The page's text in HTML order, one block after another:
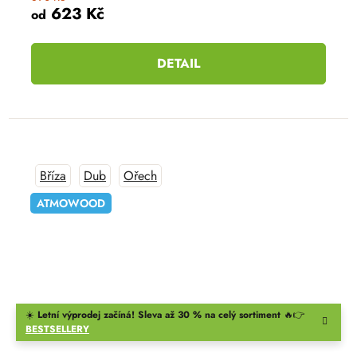
☀️ Letní výprodej začíná! Sleva až 30 % na celý sortiment 🔥👉
BESTSELLERY
od 623 Kč
DETAIL
ATMOWOOD
Bříza Dub Ořech